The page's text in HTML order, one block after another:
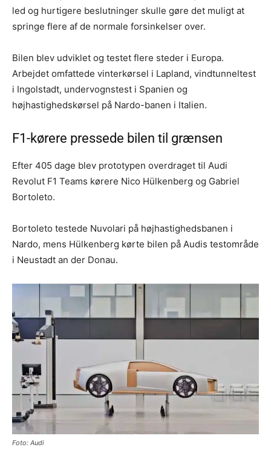
led og hurtigere beslutninger skulle gøre det muligt at
springe flere af de normale forsinkelser over.
Bilen blev udviklet og testet flere steder i Europa.
Arbejdet omfattede vinterkørsel i Lapland, vindtunneltest
i Ingolstadt, undervognstest i Spanien og
højhastighedskørsel på Nardo-banen i Italien.
F1-kørere pressede bilen til grænsen
Efter 405 dage blev prototypen overdraget til Audi
Revolut F1 Teams kørere Nico Hülkenberg og Gabriel
Bortoleto.
Bortoleto testede Nuvolari på højhastighedsbanen i
Nardo, mens Hülkenberg kørte bilen på Audis testområde
i Neustadt an der Donau.
Foto: Audi